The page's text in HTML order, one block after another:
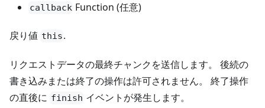
callback Function (任意)
戻り値 this.
リクエストデータの最終チャンクを送信します。 後続の
書き込みまたは終了の操作は許可されません。 終了操作
の直後に finish イベントが発生します。